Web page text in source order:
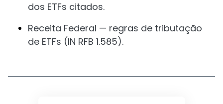
dos ETFs citados.
Receita Federal — regras de tributação
de ETFs (IN RFB 1.585).